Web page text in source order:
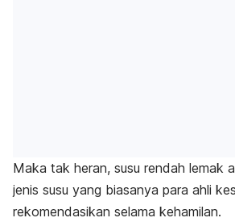
Maka tak heran, susu rendah lemak
jenis susu yang biasanya para ahli
rekomendasikan selama kehamilan.